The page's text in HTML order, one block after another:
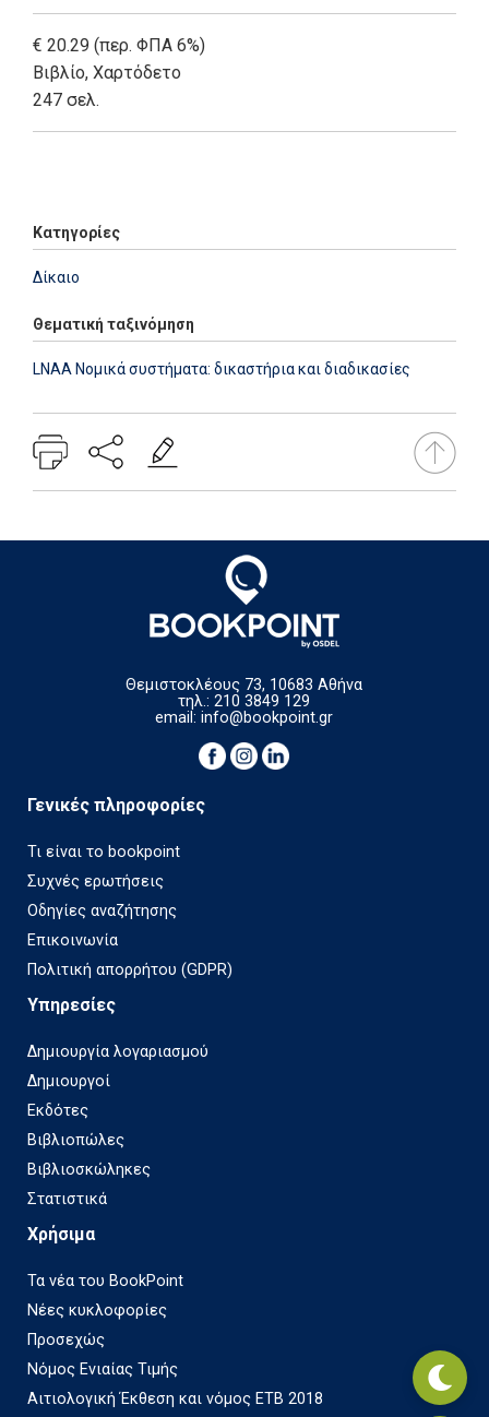
€ 20.29 (περ. ΦΠΑ 6%)
Βιβλίο, Χαρτόδετο
247 σελ.
Κατηγορίες
Δίκαιο
Θεματική ταξινόμηση
LNAA Νομικά συστήματα: δικαστήρια και διαδικασίες
Θεμιστοκλέους 73, 10683 Αθήνα
τηλ.: 210 3849 129
email:info@bookpoint.gr
Γενικές πληροφορίες
Τι είναι το bookpoint
Συχνές ερωτήσεις
Οδηγίες αναζήτησης
Επικοινωνία
Πολιτική απορρήτου (GDPR)
Υπηρεσίες
Δημιουργία λογαριασμού
Δημιουργοί
Εκδότες
Βιβλιοπώλες
Βιβλιοσκώληκες
Στατιστικά
Χρήσιμα
Τα νέα του BookPoint
Νέες κυκλοφορίες
Προσεχώς
Νόμος Ενιαίας Τιμής
Αιτιολογική Έκθεση και νόμος ΕΤΒ 2018